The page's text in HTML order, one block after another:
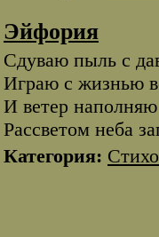
Эйфория
Сдуваю пыль с
Играю с жизнью
И ветер
Рассветом неба
Категория: